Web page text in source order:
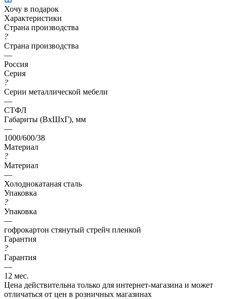
Хочу в подарок
Характеристики
Страна производства
?
Страна производства
—
Россия
Серия
?
Серии металлической мебели
—
СТФЛ
Габариты (ВхШхГ), мм
—
1000/600/38
Материал
?
Материал
—
Холоднокатаная сталь
Упаковка
?
Упаковка
—
гофрокартон стянутый стрейч пленкой
Гарантия
?
Гарантия
—
12 мес.
Цена действительна только для интернет-магазина и может
отличаться от цен в розничных магазинах